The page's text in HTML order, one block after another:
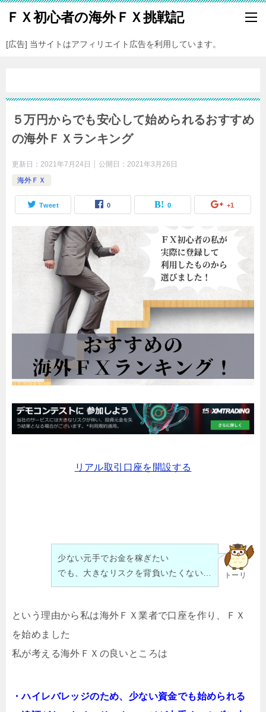
ＦＸ初心者の海外ＦＸ挑戦記
[広告] 当サイトはアフィリエイト広告を利用しています。
５万円からでも安心して始められるおすすめ
の海外ＦＸランキング
更新日： 2021年7月24日 公開日： 2021年3月26日
海外ＦＸ
Tweet 0 0 +1
リアル取引口座を開設する
トーリ
少ない元手でお金を稼ぎたい
でも、大きなリスクを背負いたくない…
という理由から私は海外ＦＸ業者で口座を作り、ＦＸ
を始めました
私が考える海外ＦＸの良いところは
・ハイレバレッジのため、少ない資金でも始められる